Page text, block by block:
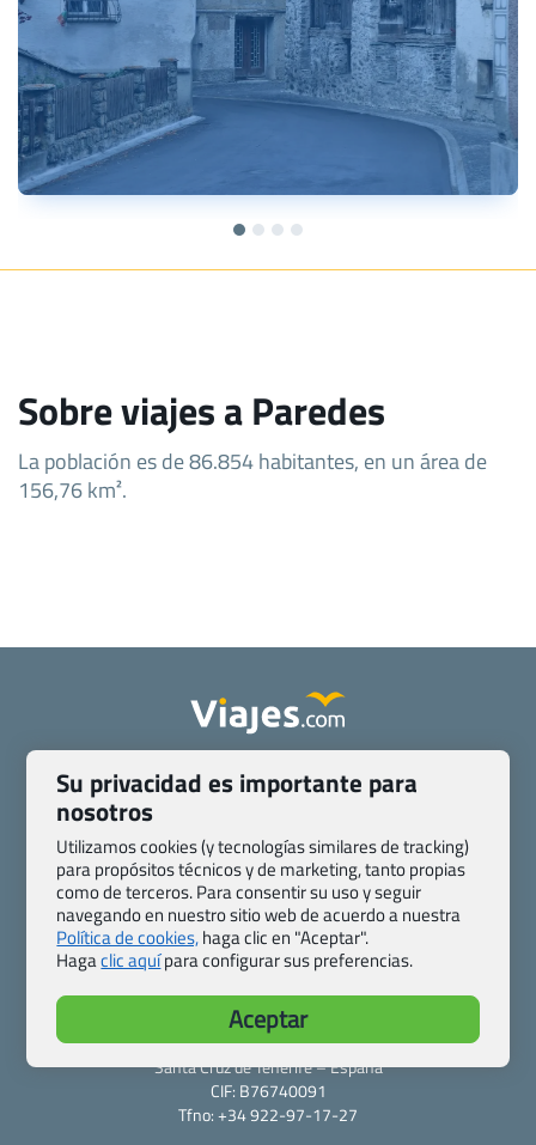
Sobre viajes a Paredes
La población es de 86.854 habitantes, en un área de
156,76 km².
Quienes somos
Contacto
Pasaporte, Visado, Salud y otras disposiciones específicas
Blog de Viajes.com
Preguntas frecuentes
Condiciones generales
Política de privacidad y cookies
Transparencia
Todas las páginas – sitemap
Viajes.com
Last Minute Express S.L.U.
c/ Drago, CC HLS, Local 13
38660 Miraverde – Adeje
Santa Cruz de Tenerife – España
CIF: B76740091
Tfno: +34 922-97-17-27
Su privacidad es importante para
nosotros
Utilizamos cookies (y tecnologías similares de tracking)
para propósitos técnicos y de marketing, tanto propias
como de terceros. Para consentir su uso y seguir
navegando en nuestro sitio web de acuerdo a nuestra
Política de cookies,haga clic en "Aceptar".
Hagaclic aquípara configurar sus preferencias.
Aceptar